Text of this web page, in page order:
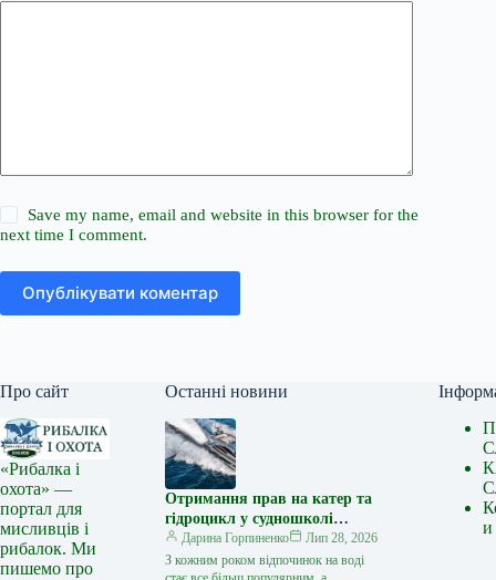
Save my name, email and website in this browser for the
next time I comment.
Опублікувати коментар
Про сайт
«Рибалка і
охота» —
портал для
мисливців і
рибалок. Ми
пишемо про
Останні новини
Отримання прав на катер та
гідроцикл у судношколі
«Либідь-А»: від теорії до
іспиту
Дарина Горпиненко
Лип 28, 2026
З кожним роком відпочинок на воді
и